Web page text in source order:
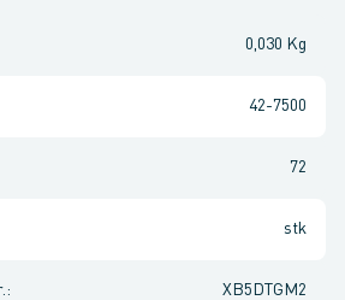
0,030 Kg
42-7500
72
stk
: XB5DTGM2